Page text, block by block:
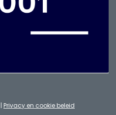
Privacy en cookie beleid